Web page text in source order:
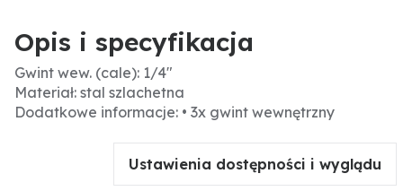
Opis i specyfikacja
Gwint wew. (cale): 1/4"
Materiał: stal szlachetna
Dodatkowe informacje: • 3x gwint wewnętrzny
Ustawienia dostępności i wyglądu